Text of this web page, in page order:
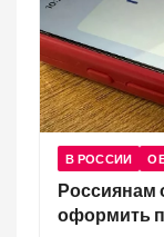
В РОССИИ
Россиянам
оформить